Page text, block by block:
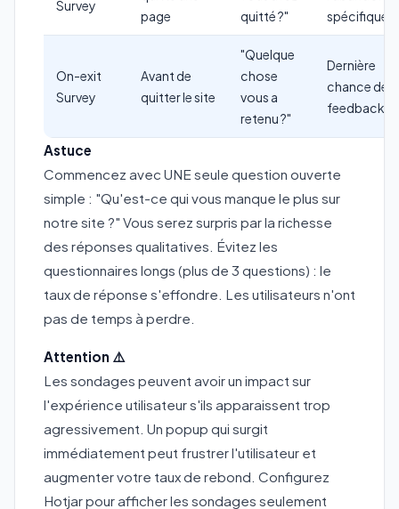
Survey
page
quitté ?"
spécifique
On-exit
Survey
Avant de
quitter le site
"Quelque
chose
vous a
retenu ?"
Dernière
chance de
feedback
Astuce
Commencez avec UNE seule question ouverte
simple : "Qu'est-ce qui vous manque le plus sur
notre site ?" Vous serez surpris par la richesse
des réponses qualitatives. Évitez les
questionnaires longs (plus de 3 questions) : le
taux de réponse s'effondre. Les utilisateurs n'ont
pas de temps à perdre.
Attention ⚠️
Les sondages peuvent avoir un impact sur
l'expérience utilisateur s'ils apparaissent trop
agressivement. Un popup qui surgit
immédiatement peut frustrer l'utilisateur et
augmenter votre taux de rebond. Configurez
Hotjar pour afficher les sondages seulement